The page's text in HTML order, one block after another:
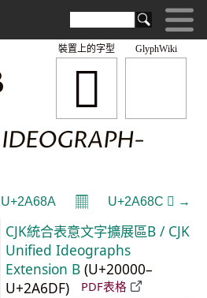
GlyphWiki
𪚋
裝置上的字型
𝄜 U+2A68C 𪚌 →
CJK統合表意文字擴展區B / CJK
Unified Ideographs
Extension B (U+20000–
U+2A6DF)
PDF表格